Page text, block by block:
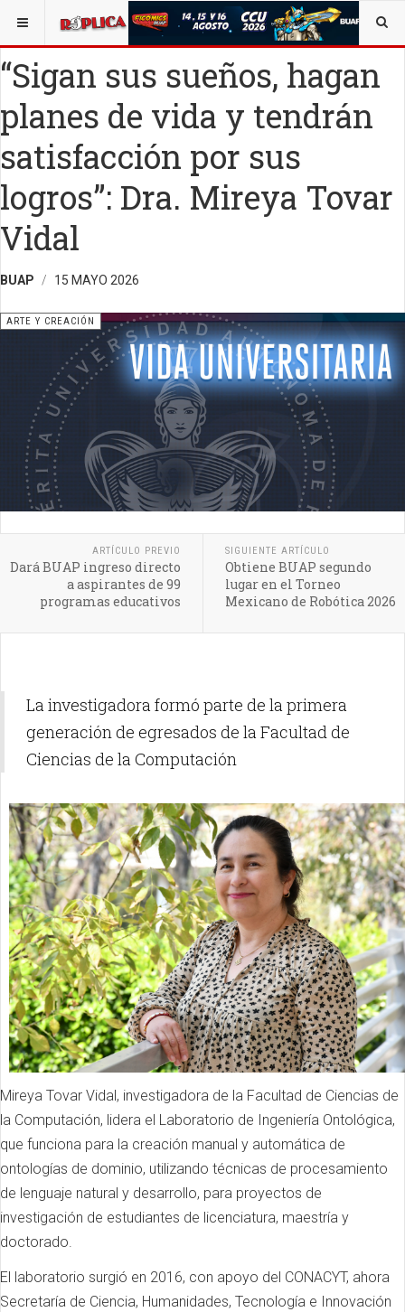
ESTÁ AQUÍ: ARTE
“Sigan sus sueños, hagan
planes de vida y tendrán
satisfacción por sus
logros”: Dra. Mireya Tovar
Vidal
BUAP 15 MAYO 2026
ARTE Y CREACIÓN
ARTÍCULO PREVIO
Dará BUAP ingreso directo
a aspirantes de 99
programas educativos
SIGUIENTE ARTÍCULO
Obtiene BUAP segundo
lugar en el Torneo
Mexicano de Robótica 2026
La investigadora formó parte de la primera
generación de egresados de la Facultad de
Ciencias de la Computación
Mireya Tovar Vidal, investigadora de la Facultad de Ciencias de
la Computación, lidera el Laboratorio de Ingeniería Ontológica,
que funciona para la creación manual y automática de
ontologías de dominio, utilizando técnicas de procesamiento
de lenguaje natural y desarrollo, para proyectos de
investigación de estudiantes de licenciatura, maestría y
doctorado.
El laboratorio surgió en 2016, con apoyo del CONACYT, ahora
Secretaría de Ciencia, Humanidades, Tecnología e Innovación